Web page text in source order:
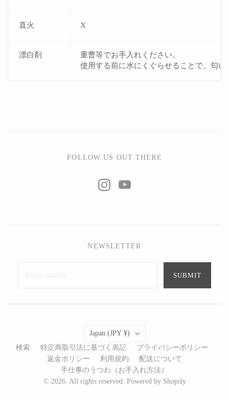
直火 X
漂白剤
重曹等でお手入れください。
使用する前に水にくぐらせることで、匂
FOLLOW US OUT THERE
NEWSLETTER
SUBMIT
Country
Japan
(JPY ¥)
検索
特定商取引法に基づく表記
プライバシーポリシー
返金ポリシー
利用規約
配送について
手仕事のうつわ（お手入れ方法）
© 2026. All rights reserved. Powered by Shopify